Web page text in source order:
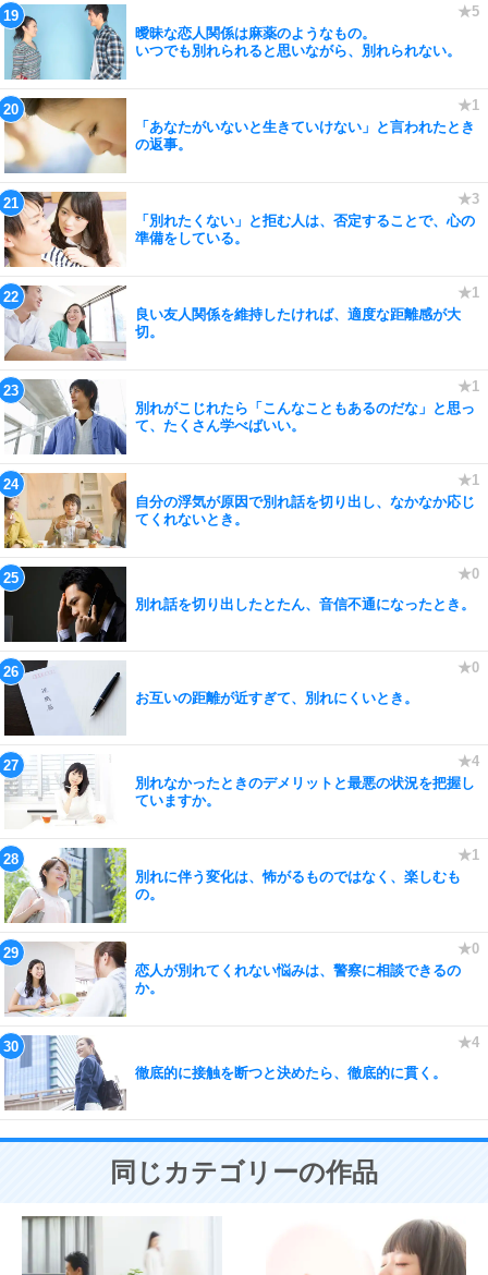
曖昧な恋人関係は麻薬のようなもの。
いつでも別れられると思いながら、別れられない。
「あなたがいないと生きていけない」と言われたとき
の返事。
「別れたくない」と拒む人は、否定することで、心の
準備をしている。
良い友人関係を維持したければ、適度な距離感が大
切。
別れがこじれたら「こんなこともあるのだな」と思っ
て、たくさん学べばいい。
自分の浮気が原因で別れ話を切り出し、なかなか応じ
てくれないとき。
別れ話を切り出したとたん、音信不通になったとき。
お互いの距離が近すぎて、別れにくいとき。
別れなかったときのデメリットと最悪の状況を把握し
ていますか。
別れに伴う変化は、怖がるものではなく、楽しむも
の。
恋人が別れてくれない悩みは、警察に相談できるの
か。
徹底的に接触を断つと決めたら、徹底的に貫く。
同じカテゴリーの作品